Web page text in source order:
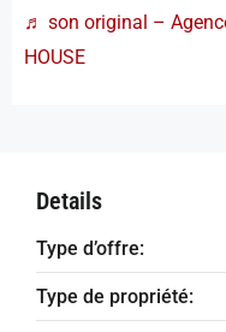
♬ son original –
HOUSE
Details
Type d’offre:
Type de propriété: